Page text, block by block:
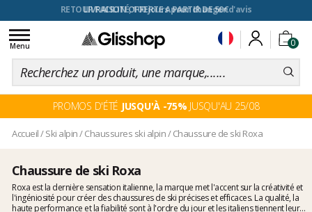
RETOUR FACILITÉ, 100 jours pour changer d'avis
0
Toggle
navigation
Menu
PROMOS D'ÉTÉ JUSQU'À -75% JUSQU'AU 25/08
Accueil/Ski alpin/Chaussures ski alpin/Chaussure de ski Roxa
Chaussure de ski Roxa
Roxa est la dernière sensation italienne, la marque met l'accent sur la créativité et
l'ingéniosité pour créer des chaussures de ski précises et efficaces. La qualité, la
haute performance et la fiabilité sont à l'ordre du jour et les italiens tiennent leurs